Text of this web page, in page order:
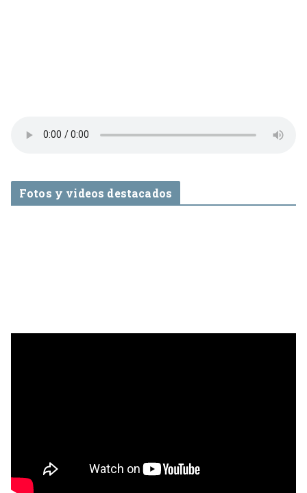
Fotos y videos destacados